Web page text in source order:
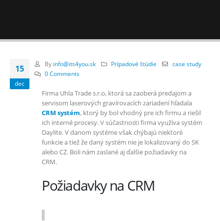
15
dec
By info@its4you.sk Prípadové štúdie
case study
0 Comments
Firma Uhla Trade s.r.o, ktorá sa zaoberá predajom a
servisom laserových gravírovacích zariadení hľadala
CRM systém, ktorý by bol vhodný pre ich firmu a riešil
ich interné procesy. V súčastnosti firma využíva systém
Daylite. V danom systéme však chýbajú niektoré
funkcie a tiež že daný systém nie je lokalizovaný do SK
alebo CZ. Boli nám zaslané aj ďalšie požiadavky na
CRM.
Požiadavky na CRM